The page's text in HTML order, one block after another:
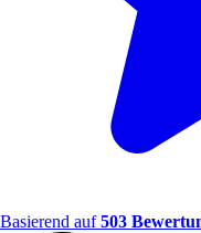
Basierend auf503